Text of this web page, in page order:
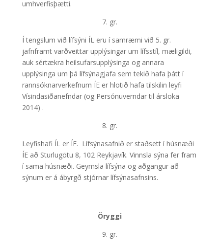
umhverfisþætti.
7. gr.
Í tengslum við lífsýni ÍL eru í samræmi við 5. gr.
jafnframt varðveittar upplýsingar um lífsstíl, mæligildi,
auk sértækra heilsufarsupplýsinga og annara
upplýsinga um þá lífsýnagjafa sem tekið hafa þátt í
rannsóknarverkefnum ÍE er hlotið hafa tilskilin leyfi
Vísindasiðanefndar (og Persónuverndar til ársloka
2014) .
8. gr.
Leyfishafi ÍL er ÍE. Lífsýnasafnið er staðsett í húsnæði
ÍE að Sturlugötu 8, 102 Reykjavík. Vinnsla sýna fer fram
í sama húsnæði. Geymsla lífsýna og aðgangur að
sýnum er á ábyrgð stjórnar lífsýnasafnsins.
Öryggi
9. gr.